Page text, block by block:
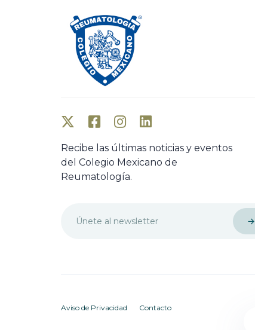
Recibe las últimas noticias y eventos
del Colegio Mexicano de
Reumatología.
Aviso de Privacidad Contacto